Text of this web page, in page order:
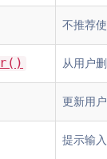
不推荐
从用户
更新用户
提示输